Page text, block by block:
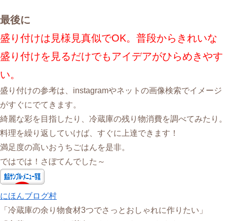
最後に
盛り付けは見様見真似でOK。普段からきれいな
盛り付けを見るだけでもアイデアがひらめきやす
い。
盛り付けの参考は、instagramやネットの画像検索でイメージ
がすぐにでてきます。
綺麗な彩を目指したり、冷蔵庫の残り物消費を調べてみたり。
料理を繰り返していけば、すぐに上達できます！
満足度の高いおうちごはんを是非。
ではでは！さぼてんでした～
にほんブログ村
「冷蔵庫の余り物食材3つでさっとおしゃれに作りたい」